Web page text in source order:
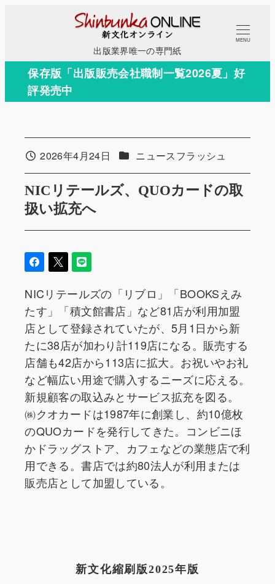
コ
テ
出版業界唯一の専門紙
MENU
保存版「出版販売会社職制一覧2026夏」好
評発売中
NICリテールズ、QUOカードの取
扱い拡充へ
投稿日2026年4月24日 カテゴリー
ニュースフラッシュ
NICリテールズの「リブロ」「BOOKSえみ
たす」「積文館書店」など81店が利用加盟
店として登録されていたが、5月1日から新
たに38店が加わり計119店になる。販売する
店舗も42店から113店に拡大。お祝いやお礼
など幅広い用途で購入するニーズに応える。
新規顧客の取込みとサービス拡充を図る。
㈱クオカードは1987年に創業し、約10億枚
のQUOカードを発行してきた。コンビニほ
かドラッグストア、カフェなどの業態店で利
用できる。書店では約80法人が利用または
販売店として加盟している。
新文化縮刷版2025年版